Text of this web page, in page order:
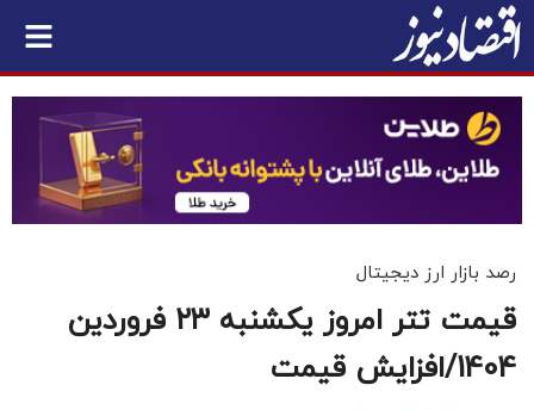
رصد بازار ارز دیجیتال
قیمت تتر امروز یکشنبه ۲۳ فروردین
1404/افزایش قیمت